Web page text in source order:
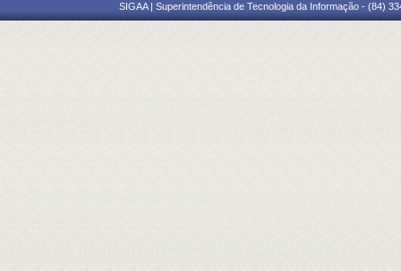
SIGAA | Superintendência de Tecnologia da Informação - (84)